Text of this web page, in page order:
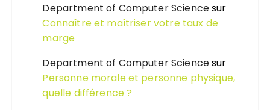
Department of Computer Sciencesur
Connaître et maîtriser votre taux de
marge
Department of Computer Sciencesur
Personne morale et personne physique,
quelle différence ?